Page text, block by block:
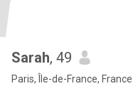
Sarah, 49
Paris, Île-de-France, France